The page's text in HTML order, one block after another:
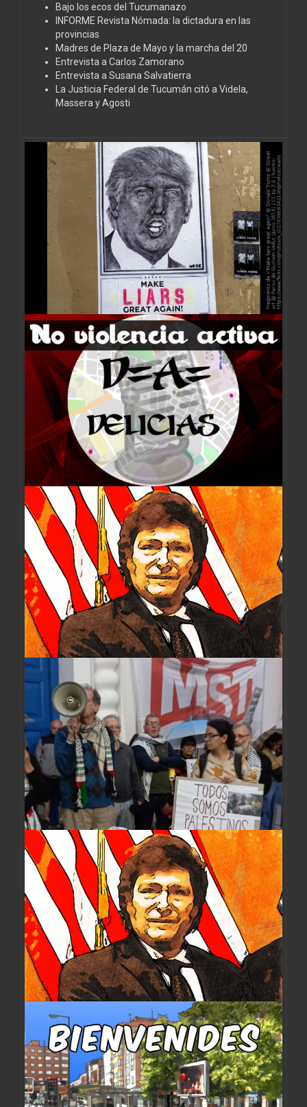
Bajo los ecos del Tucumanazo
INFORME Revista Nómada: la dictadura en las
provincias
Madres de Plaza de Mayo y la marcha del 20
Entrevista a Carlos Zamorano
Entrevista a Susana Salvatierra
La Justicia Federal de Tucumán citó a Videla,
Massera y Agosti